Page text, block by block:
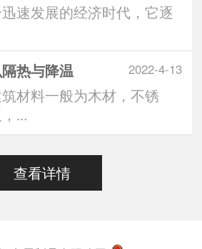
速发展的经济时代，它逐
2022-4-13
热与降温
材料一般为木材，不锈
...
查看详情